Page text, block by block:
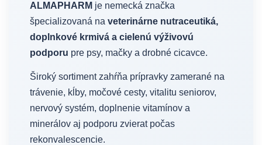
ALMAPHARM je nemecká značka
špecializovaná na veterinárne nutraceutiká,
doplnkové krmivá a cielenú výživovú
podporu pre psy, mačky a drobné cicavce.
Široký sortiment zahŕňa prípravky zamerané na
trávenie, kĺby, močové cesty, vitalitu seniorov,
nervový systém, doplnenie vitamínov a
minerálov aj podporu zvierat počas
rekonvalescencie.